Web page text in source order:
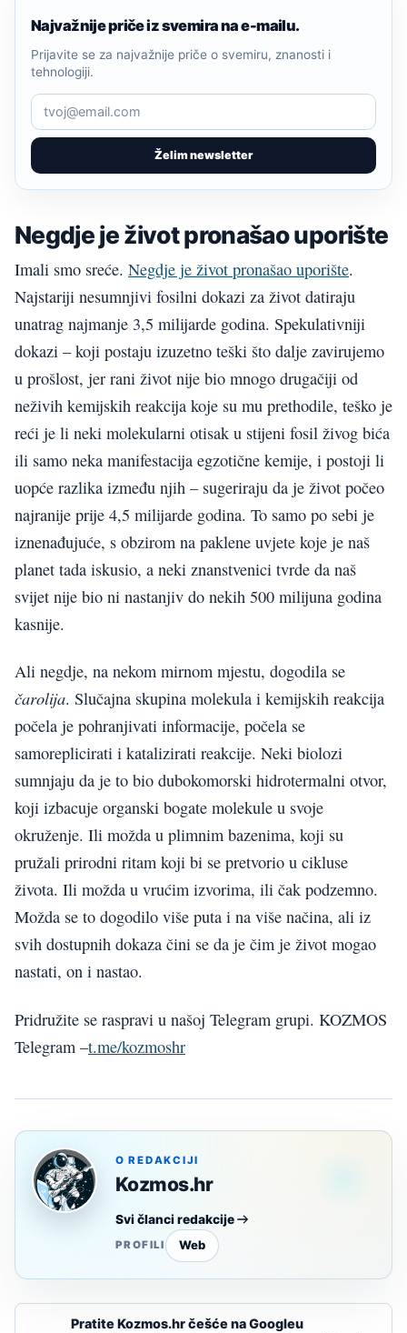
Najvažnije priče iz svemira na e-mailu.
Želim newsletter
Prijavite se za najvažnije priče o svemiru, znanosti i
tehnologiji.
Negdje je život pronašao uporište
Imali smo sreće. Negdje je život pronašao uporište.
Najstariji nesumnjivi fosilni dokazi za život datiraju
unatrag najmanje 3,5 milijarde godina. Spekulativniji
dokazi – koji postaju izuzetno teški što dalje zavirujemo
u prošlost, jer rani život nije bio mnogo drugačiji od
neživih kemijskih reakcija koje su mu prethodile, teško je
reći je li neki molekularni otisak u stijeni fosil živog bića
ili samo neka manifestacija egzotične kemije, i postoji li
uopće razlika između njih – sugeriraju da je život počeo
najranije prije 4,5 milijarde godina. To samo po sebi je
iznenađujuće, s obzirom na paklene uvjete koje je naš
planet tada iskusio, a neki znanstvenici tvrde da naš
svijet nije bio ni nastanjiv do nekih 500 milijuna godina
kasnije.
Ali negdje, na nekom mirnom mjestu, dogodila se
čarolija. Slučajna skupina molekula i kemijskih reakcija
počela je pohranjivati informacije, počela se
samoreplicirati i katalizirati reakcije. Neki biolozi
sumnjaju da je to bio dubokomorski hidrotermalni otvor,
koji izbacuje organski bogate molekule u svoje
okruženje. Ili možda u plimnim bazenima, koji su
pružali prirodni ritam koji bi se pretvorio u cikluse
života. Ili možda u vrućim izvorima, ili čak podzemno.
Možda se to dogodilo više puta i na više načina, ali iz
svih dostupnih dokaza čini se da je čim je život mogao
nastati, on i nastao.
Pridružite se raspravi u našoj Telegram grupi. KOZMOS
Telegram –t.me/kozmoshr
O REDAKCIJI
Kozmos.hr
Svi članci redakcije
PROFILI Web
Pratite Kozmos.hr češće na Googleu